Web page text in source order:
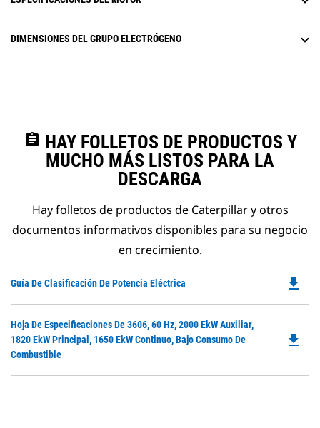
DIMENSIONES DEL GRUPO ELECTRÓGENO
assignment HAY FOLLETOS DE PRODUCTOS Y
MUCHO MÁS LISTOS PARA LA
DESCARGA
Hay folletos de productos de Caterpillar y otros
documentos informativos disponibles para su negocio
en crecimiento.
Guía De Clasificación De Potencia Eléctrica file_download
Hoja De Especificaciones De 3606, 60 Hz, 2000 EkW Auxiliar,
1820 EkW Principal, 1650 EkW Continuo, Bajo Consumo De
Combustible
file_download